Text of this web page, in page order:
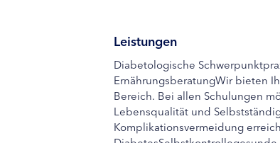
Leistungen
Diabetologische
ErnährungsberatungWir bieten
Bereich. Bei allen Schulungen
Lebensqualität und
Komplikationsvermeidung